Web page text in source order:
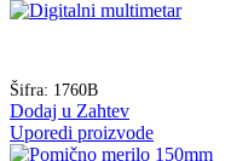
Šifra: 1760B
Dodaj u Zahtev
Uporedi proizvode